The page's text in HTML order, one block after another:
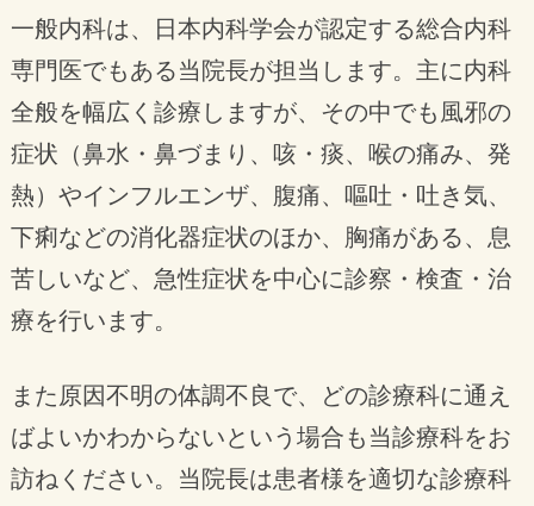
一般内科は、日本内科学会が認定する総合内科
専門医でもある当院長が担当します。主に内科
全般を幅広く診療しますが、その中でも風邪の
症状（鼻水・鼻づまり、咳・痰、喉の痛み、発
熱）やインフルエンザ、腹痛、嘔吐・吐き気、
下痢などの消化器症状のほか、胸痛がある、息
苦しいなど、急性症状を中心に診察・検査・治
療を行います。
また原因不明の体調不良で、どの診療科に通え
ばよいかわからないという場合も当診療科をお
訪ねください。当院長は患者様を適切な診療科